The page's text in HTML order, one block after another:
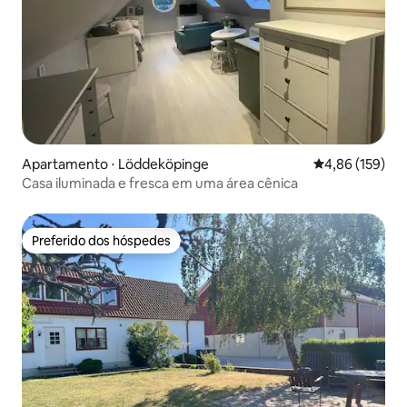
Apartamento ⋅ Löddeköpinge 4,86 de uma
4,86 (159)
Casa iluminada e fresca em uma área cênica
Preferido dos hóspedes
Preferido dos hóspedes